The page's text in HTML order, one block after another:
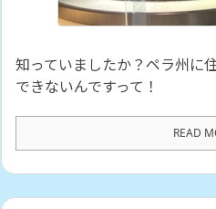
知っていましたか？ペラ州に
できないんですって！
READ